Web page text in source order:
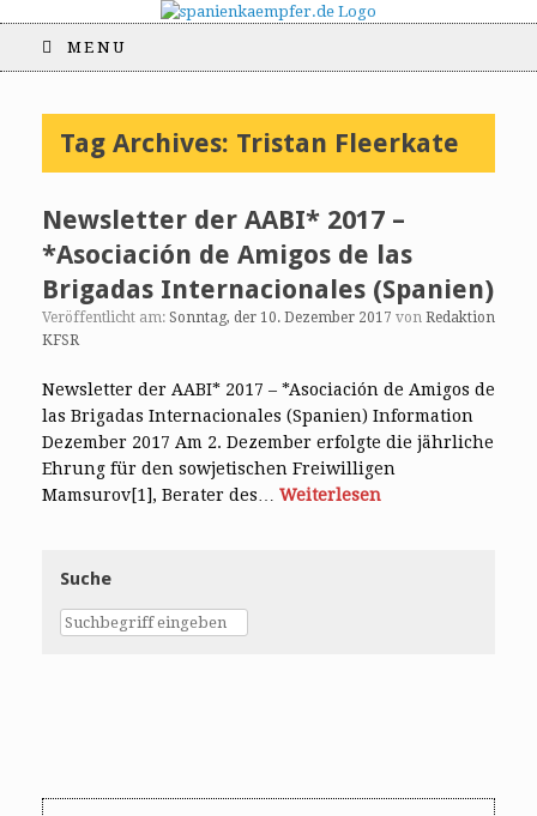
MENU
Tag Archives: Tristan Fleerkate
Newsletter der AABI* 2017 –
*Asociación de Amigos de las
Brigadas Internacionales (Spanien)
Veröffentlicht am: Sonntag, der 10. Dezember 2017 von Redaktion
KFSR
Newsletter der AABI* 2017 – *Asociación de Amigos de
las Brigadas Internacionales (Spanien) Information
Dezember 2017 Am 2. Dezember erfolgte die jährliche
Ehrung für den sowjetischen Freiwilligen
Mamsurov[1], Berater des… Weiterlesen
Suche